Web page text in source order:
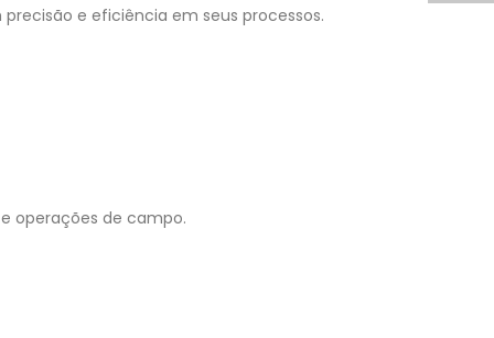
e eficiência em seus processos.
operações de campo.